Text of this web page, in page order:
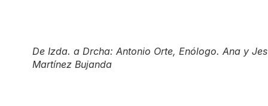
De Izda. a Drcha: Antonio Orte, Enólogo. Ana y
Martínez Bujanda